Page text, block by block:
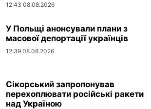
12:43 08.08.2026
У Польщі анонсували плани з
масової депортації українців
12:39 08.08.2026
Сікорський запропонував
перехоплювати російські ракети
над Україною